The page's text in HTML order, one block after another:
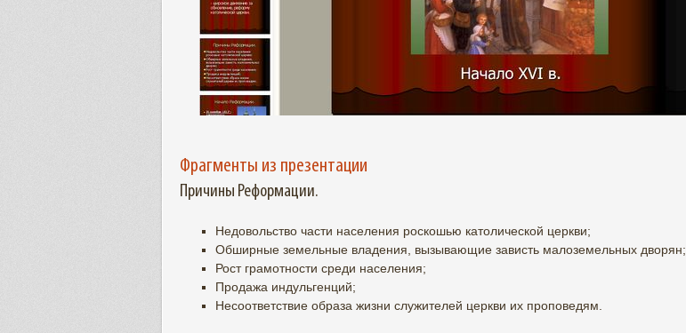
Фрагменты из презентации
Причины Реформации.
Недовольство части населения роскошью католической церкви;
Обширные земельные владения, вызывающие зависть малоземельных дворян;
Рост грамотности среди населения;
Продажа индульгенций;
Несоответствие образа жизни служителей церкви их проповедям.